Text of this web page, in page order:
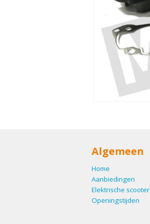
Algemeen
Home
Aanbiedingen
Elektrische scooter
Openingstijden